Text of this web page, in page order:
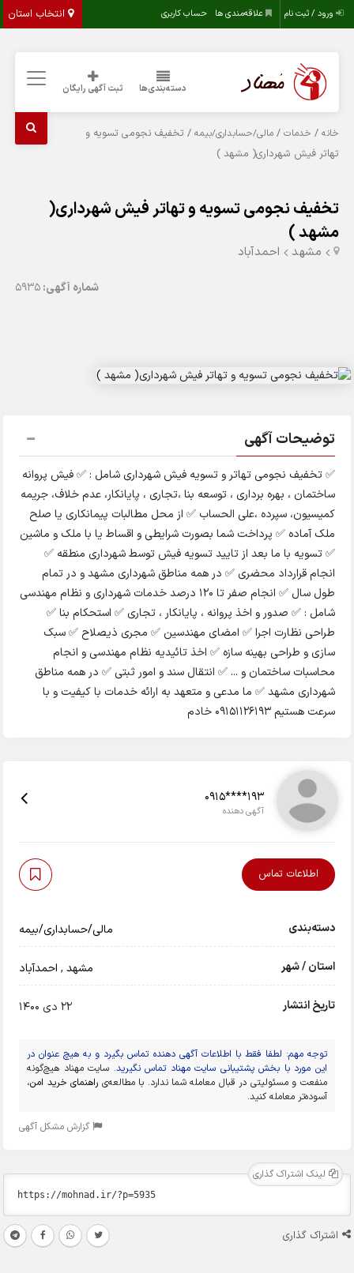
انتخاب استان ورود / ثبت نام علاقه‌مندی ها حساب کاربری
دسته‌بندی‌ها ثبت آگهی رایگان
خانه / خدمات /مالی/حسابداری/بیمه / تخفیف نجومی تسویه و
تهاتر فیش شهرداری( مشهد )
تخفیف نجومی تسویه و تهاتر فیش شهرداری(
مشهد )
مشهد احمدآباد
شماره آگهی:5935
توضیحات آگهی
✅ تخفیف نجومی تهاتر و تسویه فیش شهرداری شامل : ✅ فیش پروانه
ساختمان ، بهره برداری ، توسعه بنا ،تجاری ، پایانکار، عدم خلاف، جریمه
کمیسیون، سپرده ،علی الحساب ✅ از محل مطالبات پیمانکاری یا صلح
ملک آماده ✅ پرداخت شما بصورت شرایطی و اقساط یا با ملک و ماشین
✅ تسویه با ما بعد از تایید تسویه فیش توسط شهرداری منطقه ✅
انجام قرارداد محضری ✅ در همه مناطق شهرداری مشهد و در تمام
طول سال ✅ انجام صفر تا 120 درصد خدمات شهرداری و نظام مهندسی
شامل : ✅ صدور و اخذ پروانه ، پایانکار ، تجاری ✅ استحکام بنا ✅
طراحی نظارت اجرا ✅ امضای مهندسین ✅ مجری ذیصلاح ✅ سبک
سازی و طراحی بهینه سازه ✅ اخذ تائیدیه نظام مهندسی و انجام
محاسبات ساختمان و ... ✅ انتقال سند و امور ثبتی ✅ در همه مناطق
شهرداری مشهد ✅ ما مدعی و متعهد به ارائه خدمات با کیفیت و با
سرعت هستیم 09151126193 خادم
0915****193
آگهی دهنده
اطلاعات تماس
دسته‌بندی مالی/حسابداری/بیمه
استان / شهر مشهد, احمدآباد
تاریخ انتشار 22 دی 1400
توجه مهم: لطفا فقط با اطلاعات آگهی دهنده تماس بگیرد و به هیچ عنوان در
این مورد با بخش پشتیبانی سایت مهناد تماس نگیرید. سایت مهناد هیچ‌گونه
منفعت و مسئولیتی در قبال معامله شما ندارد. با مطالعه‌ی راهنمای خرید امن،
آسوده‌تر معامله کنید.
گزارش مشکل آگهی
لینک اشتراک گذاری
اشتراک گذاری